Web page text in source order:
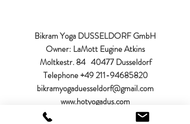
Bikram Yoga DUSSELDORF GmbH
Owner: LaMott Eugine Atkins
Moltkestr. 84 40477 Dusseldorf
Telephone+49 211-94685820
bikramyogaduesseldorf@gmail.com
www.hotyogadus.com